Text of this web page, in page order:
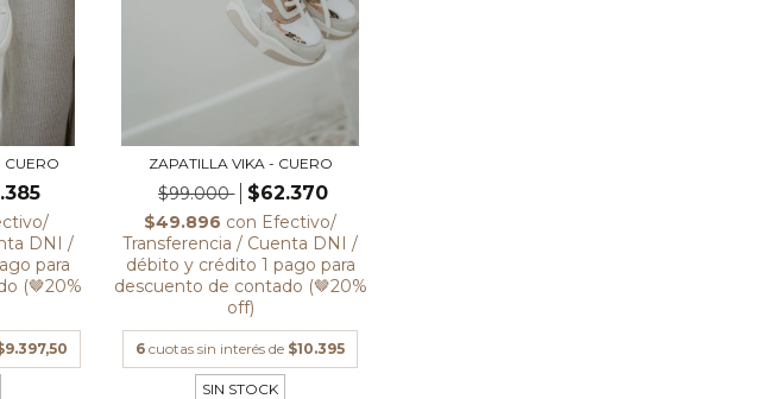
CUERO
DNI /
para
(🤎20%
ZAPATILLA VIKA - CUERO
$99.000 $62.370
$49.896 con Efectivo/
Transferencia / Cuenta DNI /
débito y crédito 1 pago para
descuento de contado (🤎20%
off)
6 cuotas sin interés de $10.395
SIN STOCK